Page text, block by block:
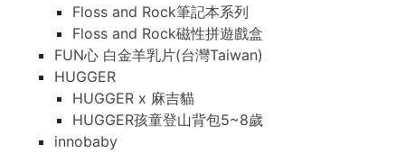
Floss and Rock筆記本系列
Floss and Rock磁性拼遊戲盒
FUN心 白金羊乳片(台灣Taiwan)
HUGGER
HUGGER x 麻吉貓
HUGGER孩童登山背包5~8歲
innobaby